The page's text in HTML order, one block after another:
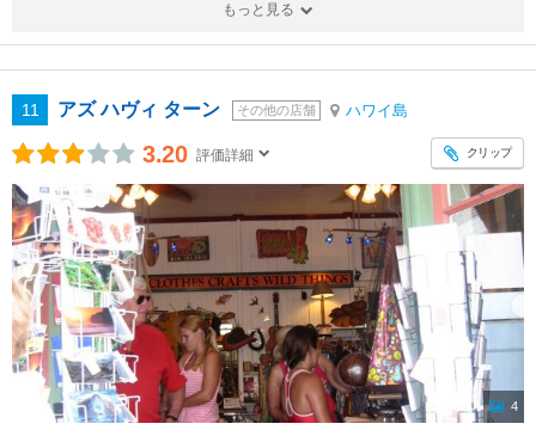
もっと見る
11 アズ ハヴィ ターン その他の店舗 ハワイ島
3.20 評価詳細 クリップ
4